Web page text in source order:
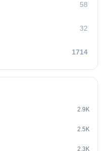
58
32
1714
2.9K
2.5K
2.3K